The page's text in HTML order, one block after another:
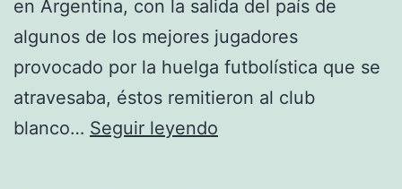
en Argentina, con la salida del país de
algunos de los mejores jugadores
provocado por la huelga futbolística que se
atravesaba, éstos remitieron al club
blanco… Seguir leyendo